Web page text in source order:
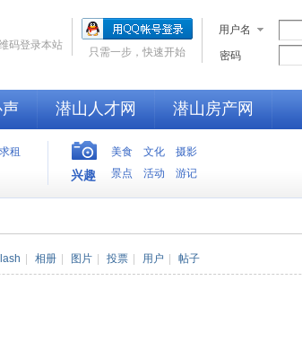
用户名
密码
只需一步，快速开始
码登录本站
声 潜山人才网 潜山房产网
求租
兴趣
美食 文化
摄影
景点
活动 游记
相册 图片 投票 用户 帖子